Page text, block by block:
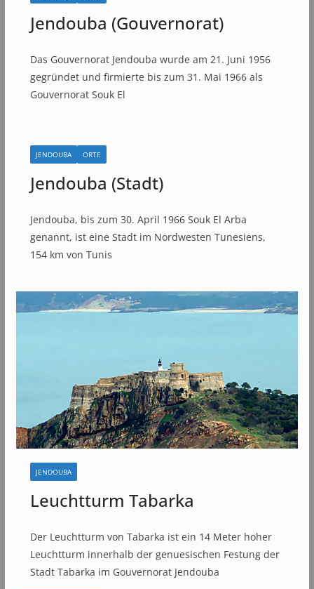
Jendouba (Gouvernorat)
Das Gouvernorat Jendouba wurde am 21. Juni 1956
gegründet und firmierte bis zum 31. Mai 1966 als
Gouvernorat Souk El
JENDOUBA ORTE
Jendouba (Stadt)
Jendouba, bis zum 30. April 1966 Souk El Arba
genannt, ist eine Stadt im Nordwesten Tunesiens,
154 km von Tunis
JENDOUBA
Leuchtturm Tabarka
Der Leuchtturm von Tabarka ist ein 14 Meter hoher
Leuchtturm innerhalb der genuesischen Festung der
Stadt Tabarka im Gouvernorat Jendouba